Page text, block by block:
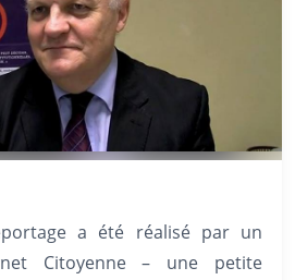
a été réalisé par un
Citoyenne – une petite